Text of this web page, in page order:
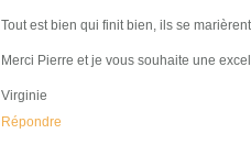
Tout est bien qui finit bien, ils se
Merci Pierre et je vous souhaite une
Virginie
Répondre